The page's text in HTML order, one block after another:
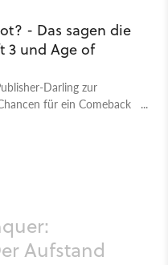
- Das sagen die
3 und Age of
Darling zur
für ein Comeback
nach, die viele Genre-
Aufstand